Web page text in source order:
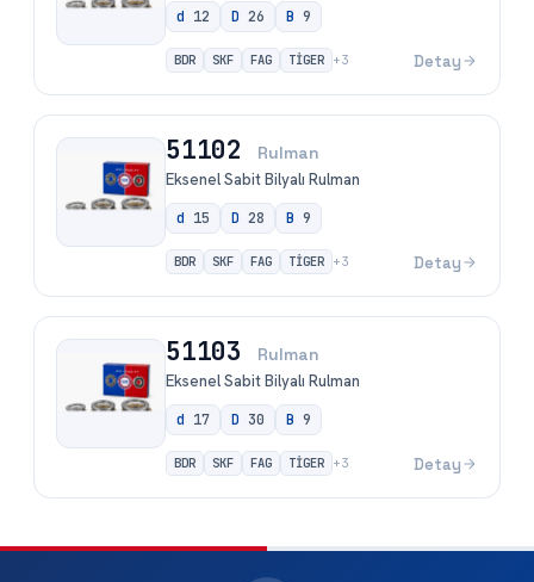
d 12 D 26 B 9
BDR SKF FAG TİGER +3 Detay
51102 Rulman
Eksenel Sabit Bilyalı Rulman
d 15 D 28 B 9
BDR SKF FAG TİGER +3 Detay
51103 Rulman
Eksenel Sabit Bilyalı Rulman
d 17 D 30 B 9
BDR SKF FAG TİGER +3 Detay